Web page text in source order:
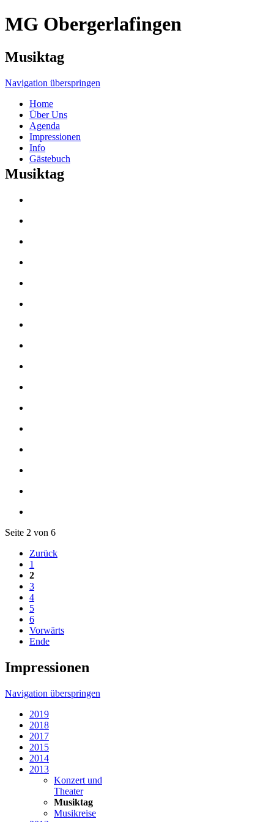
MG Obergerlafingen
Musiktag
Navigation überspringen
Home
Über Uns
Agenda
Impressionen
Info
Gästebuch
Musiktag
Seite 2 von 6
Zurück
1
2
3
4
5
6
Vorwärts
Ende
Impressionen
Navigation überspringen
2019
2018
2017
2015
2014
2013
Konzert und
Theater
Musiktag
Musikreise